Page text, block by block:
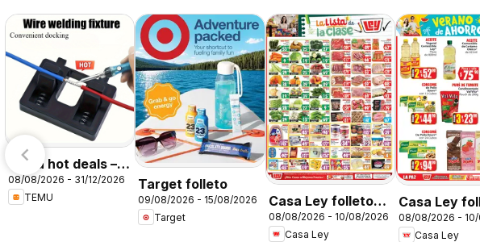
Temu hot deals –
Mexico
08/08/2026 - 31/12/2026
TEMU
Target folleto
09/08/2026 - 15/08/2026
Target
Casa Ley folleto
Autoservicio
08/08/2026 - 10/08/2026
Casa Ley
Casa Ley
Verano de
08/08/2026 -
Casa Ley